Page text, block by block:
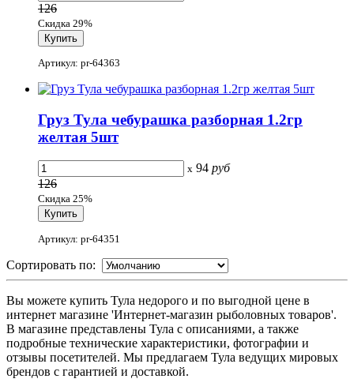
126
Скидка 29%
Артикул: pr-64363
Груз Тула чебурашка разборная 1.2гр
желтая 5шт
x 94 руб
126
Скидка 25%
Артикул: pr-64351
Сортировать по:
Вы можете купить Тула недорого и по выгодной цене в
интернет магазине 'Интернет-магазин рыболовных товаров'.
В магазине представлены Тула с описаниями, а также
подробные технические характеристики, фотографии и
отзывы посетителей. Мы предлагаем Тула ведущих мировых
брендов с гарантией и доставкой.